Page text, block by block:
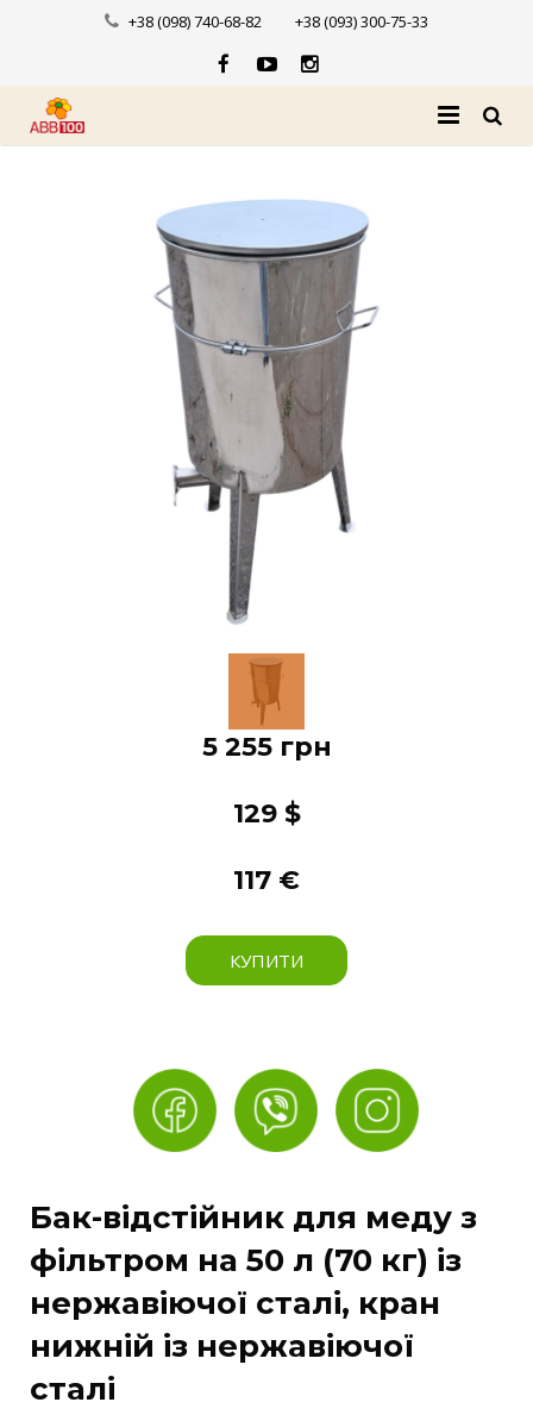
+38 (098) 740-68-82 +38 (093) 300-75-33
Доставка і оплата
5 255 грн
129 $
117 €
КУПИТИ
Бак-відстійник для меду з
фільтром на 50 л (70 кг) із
нержавіючої сталі, кран
нижній із нержавіючої
сталі